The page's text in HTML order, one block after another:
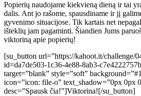
Popierių naudojame kiekvieną dieną ir tai
dalis. Ant jo rašome, spausdiname ir jį
gyvenimo situacijose. Tik kartais net
išteklių jam pagaminti. Šiandien Jums
viktoriną apie popierių!
[su_button url=”https://kahoot.it/challenge/
id=da7de503-1c36-4e88-8ab3-
target=”blank” style=”soft”
icon=”icon: file-o” text_shadow=”0px 0px
desc=”Spausk čia!”]Viktorina![/su_button]